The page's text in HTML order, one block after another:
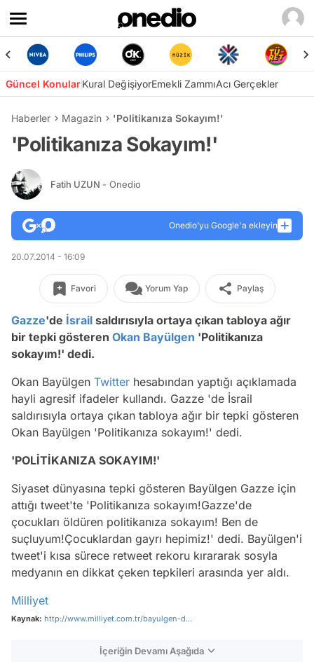
Güncel KonularKural DeğişiyorEmekli ZammıAcı Gerçekler
Haberler Magazin 'Politikanıza Sokayım!'
'Politikanıza Sokayım!'
Fatih UZUN - Onedio
Onedio’yu Google'a ekleyin
20.07.2014 - 16:09
Favori Yorum Yap Paylaş
Gazze'de İsrail saldırısıyla ortaya çıkan tabloya ağır
bir tepki gösteren Okan Bayülgen 'Politikanıza
sokayım!' dedi.
Okan Bayülgen Twitter hesabından yaptığı açıklamada
hayli agresif ifadeler kullandı. Gazze 'de İsrail
saldırısıyla ortaya çıkan tabloya ağır bir tepki gösteren
Okan Bayülgen 'Politikanıza sokayım!' dedi.
'POLİTİKANIZA SOKAYIM!'
Siyaset dünyasına tepki gösteren Bayülgen Gazze için
attığı tweet'te 'Politikanıza sokayım!Gazze'de
çocukları öldüren politikanıza sokayım! Ben de
suçluyum!Çocuklardan gayrı hepimiz!' dedi. Bayülgen'i
tweet'i kısa sürece retweet rekoru kırararak sosyla
medyanın en dikkat çeken tepkileri arasında yer aldı.
Milliyet
Kaynak: http://www.milliyet.com.tr/bayulgen-d...
İçeriğin Devamı Aşağıda